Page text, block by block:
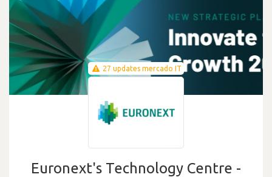
27 updates mercado IT
Euronext's Technology Centre -